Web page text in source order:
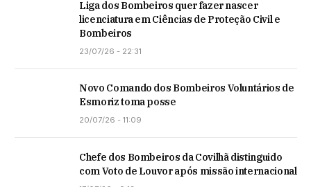
Liga dos Bombeiros quer fazer nascer
licenciatura em Ciências de Proteção Civil e
Bombeiros
23/07/26 - 22:31
Novo Comando dos Bombeiros Voluntários de
Esmoriz toma posse
20/07/26 - 11:09
Chefe dos Bombeiros da Covilhã distinguido
com Voto de Louvor após missão internacional